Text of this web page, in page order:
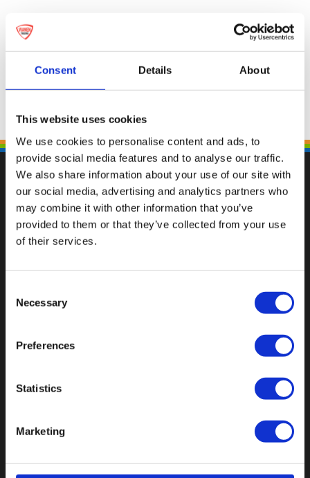
Consent Details About
This website uses cookies
We use cookies to personalise content and ads, to
provide social media features and to analyse our traffic.
We also share information about your use of our site with
our social media, advertising and analytics partners who
may combine it with other information that you’ve
provided to them or that they’ve collected from your use
of their services.
Selection
Necessary
Preferences
Statistics
Marketing
Fallen Sie mit einzigartigen
Botnische Golf 9a, 3446 CN Woerden,